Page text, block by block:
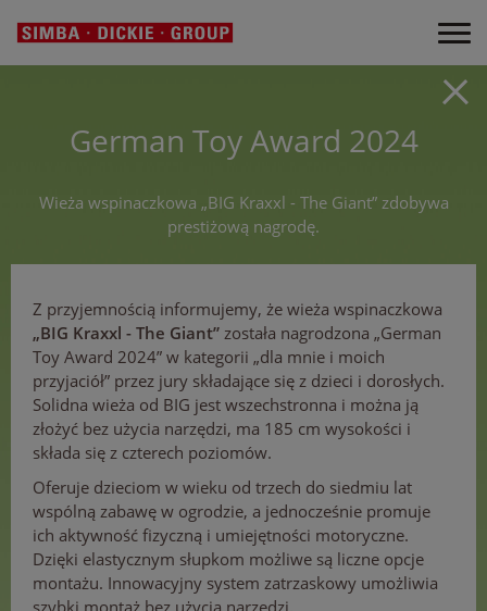
German Toy Award 2024
Wieża wspinaczkowa „BIG Kraxxl - The Giant” zdobywa
prestiżową nagrodę.
Z przyjemnością informujemy, że wieża wspinaczkowa
„BIG Kraxxl - The Giant” została nagrodzona „German
Toy Award 2024” w kategorii „dla mnie i moich
przyjaciół” przez jury składające się z dzieci i dorosłych.
Solidna wieża od BIG jest wszechstronna i można ją
złożyć bez użycia narzędzi, ma 185 cm wysokości i
składa się z czterech poziomów.
Oferuje dzieciom w wieku od trzech do siedmiu lat
wspólną zabawę w ogrodzie, a jednocześnie promuje
ich aktywność fizyczną i umiejętności motoryczne.
Dzięki elastycznym słupkom możliwe są liczne opcje
montażu. Innowacyjny system zatrzaskowy umożliwia
szybki montaż bez użycia narzędzi.